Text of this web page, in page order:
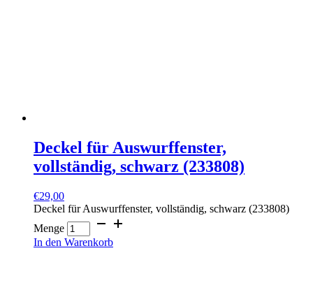
Deckel für Auswurffenster,
vollständig, schwarz (233808)
€29,00
Deckel für Auswurffenster, vollständig, schwarz (233808)
Menge
In den Warenkorb